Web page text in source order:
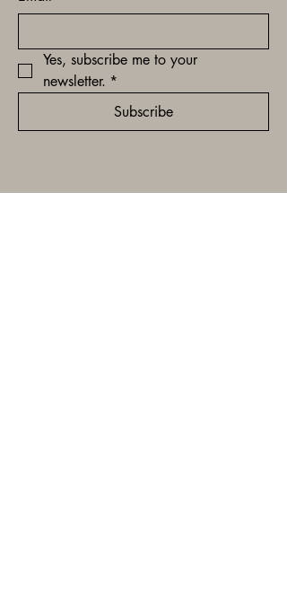
Yes, subscribe me to your
newsletter. *
Subscribe